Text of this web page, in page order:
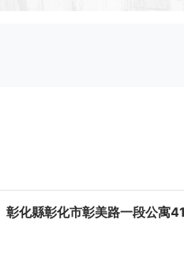
彰化縣彰化市彰美路一段公寓